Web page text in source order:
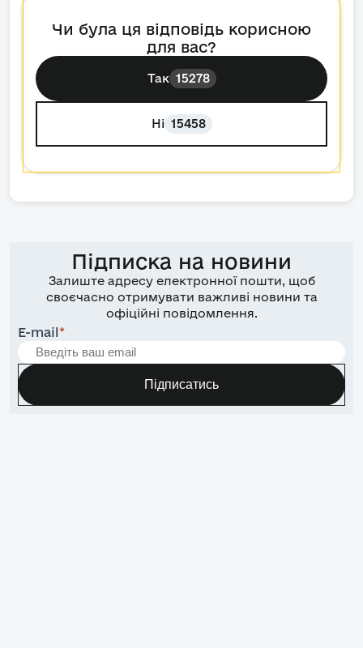
Чи була ця відповідь корисною
для вас?
Так 15278
Ні 15458
Підписка на новини
Залиште адресу електронної пошти, щоб
своєчасно отримувати важливі новини та
офіційні повідомлення.
E-mail*
Підписатись